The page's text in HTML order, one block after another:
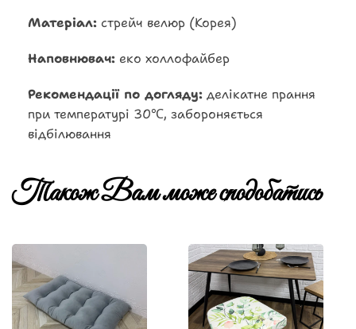
Матеріал: стрейч велюр (Корея)
Наповнювач: еко холлофайбер
Рекомендації по догляду: делікатне прання
при температурі 30℃, забороняється
відбілювання
Також Вам може сподобатись